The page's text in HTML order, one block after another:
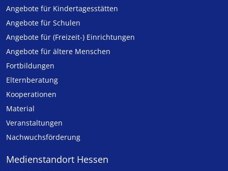
Angebote für Kinder­tages­stätten
Angebote für Schulen
Angebote für (Freizeit-) Ein­rich­tungen
Angebote für ältere Menschen
Fortbildungen
Elternberatung
Kooperationen
Material
Veranstaltungen
Nachwuchsförderung
Medienstandort Hessen